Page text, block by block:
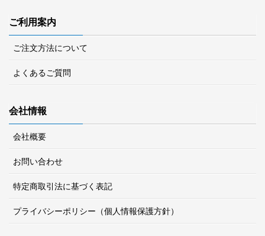
ご利用案内
ご注文方法について
よくあるご質問
会社情報
会社概要
お問い合わせ
特定商取引法に基づく表記
プライバシーポリシー（個人情報保護方針）